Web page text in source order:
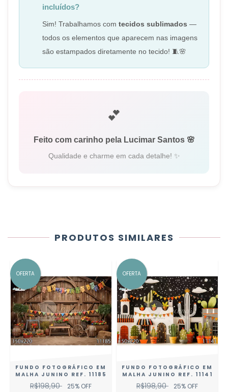
incluídos?
Sim! Trabalhamos com tecidos sublimados —
todos os elementos que aparecem nas imagens
são estampados diretamente no tecido! 🧵🌸
💕
Feito com carinho pela Lucimar Santos 🌸
Qualidade e charme em cada detalhe! ✨
PRODUTOS SIMILARES
OFERTA
FUNDO FOTOGRÁFICO EM
MALHA JUNINO REF. 11185
R$198,90 25% OFF
OFERTA
FUNDO FOTOGRÁFICO EM
MALHA JUNINO REF. 11141
R$198,90 25% OFF